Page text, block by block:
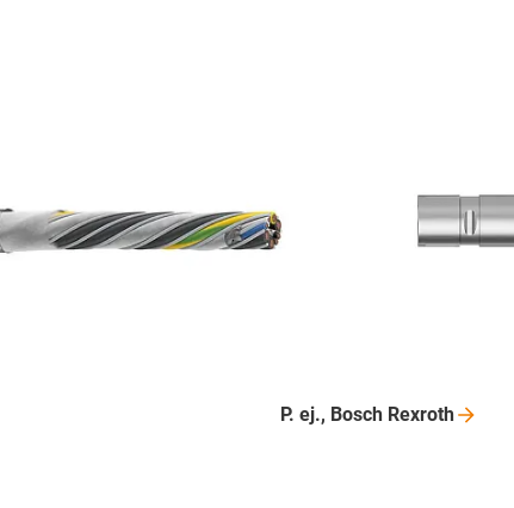
P. ej., Bosch Rexroth